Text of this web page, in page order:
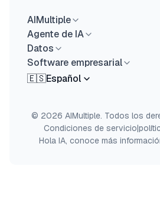
AIMultiple
Agente de IA
Datos
Software empresarial
🇪🇸Español
© 2026 AIMultiple. Todos los
Condiciones de servicio|
Hola IA, conoce más